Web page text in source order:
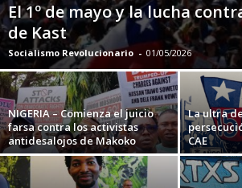
El 1º de mayo y la lucha
de Kast
Socialismo Revolucionario - 01/05/2026
NIGERIA – Comienza el juicio
farsa contra los activistas
antidesalojos de Makoko
La ultra
CAE